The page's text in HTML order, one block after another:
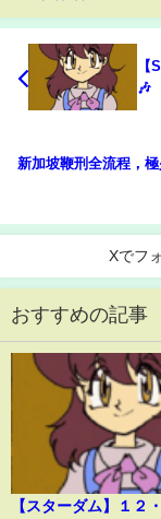
【
🎶
新加坡鞭刑全流程，
Xでフ
おすすめの記事
【スターダム】１２